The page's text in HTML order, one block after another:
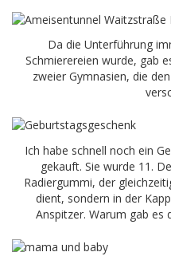
Da die Unterführung
Schmierereien wurde, gab
zweier Gymnasien, die
Ich habe schnell noch ein
gekauft. Sie wurde 11.
Radiergummi, der
dient, sondern in der
Anspitzer. Warum gab es